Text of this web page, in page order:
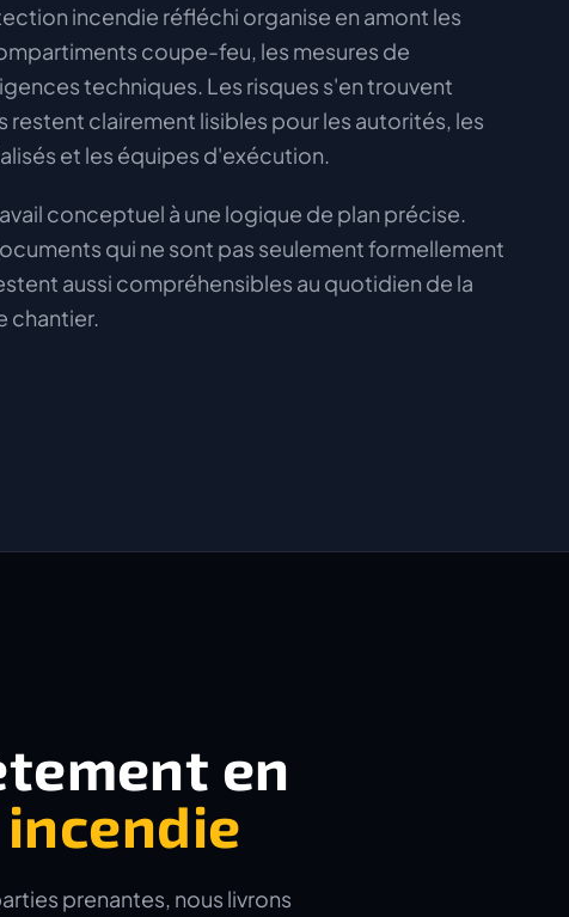
incendie réfléchi organise en amont les
coupe-feu, les mesures de
techniques. Les risques s'en trouvent
restent clairement lisibles pour les autorités, les
et les équipes d'exécution.
conceptuel à une logique de plan précise.
qui ne sont pas seulement formellement
aussi compréhensibles au quotidien de la
chantier.
en
prenantes, nous livrons